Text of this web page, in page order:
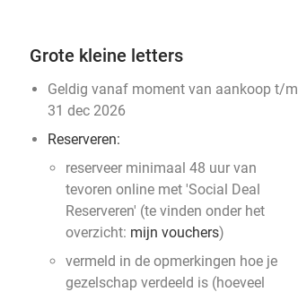
Grote kleine letters
Geldig vanaf moment van aankoop t/m
31 dec 2026
Reserveren:
reserveer minimaal 48 uur van
tevoren online met 'Social Deal
Reserveren' (te vinden onder het
overzicht: mijn vouchers)
vermeld in de opmerkingen hoe je
gezelschap verdeeld is (hoeveel